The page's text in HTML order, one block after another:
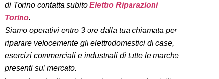
di Torino contatta subito Elettro Riparazioni
Torino.
Siamo operativi entro 3 ore dalla tua chiamata per
riparare velocemente gli elettrodomestici di case,
esercizi commerciali e industriali di tutte le marche
presenti sul mercato.